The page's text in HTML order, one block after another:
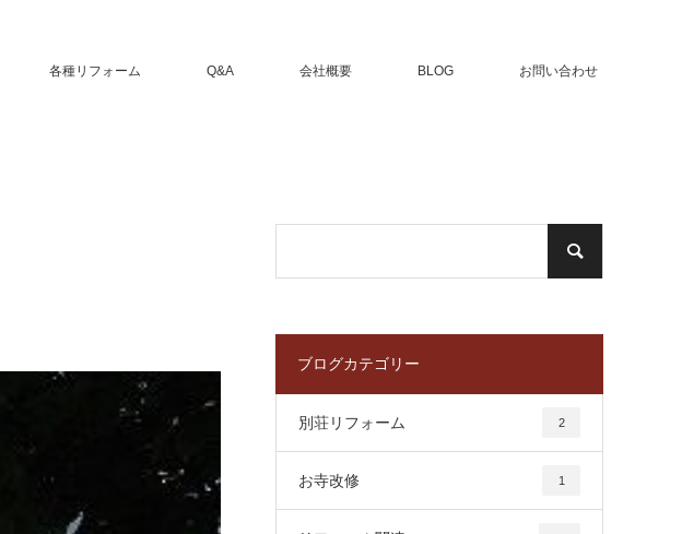
各種リフォーム Q&A 会社概要 BLOG お問い合わせ
ブログカテゴリー
別荘リフォーム 2
お寺改修 1